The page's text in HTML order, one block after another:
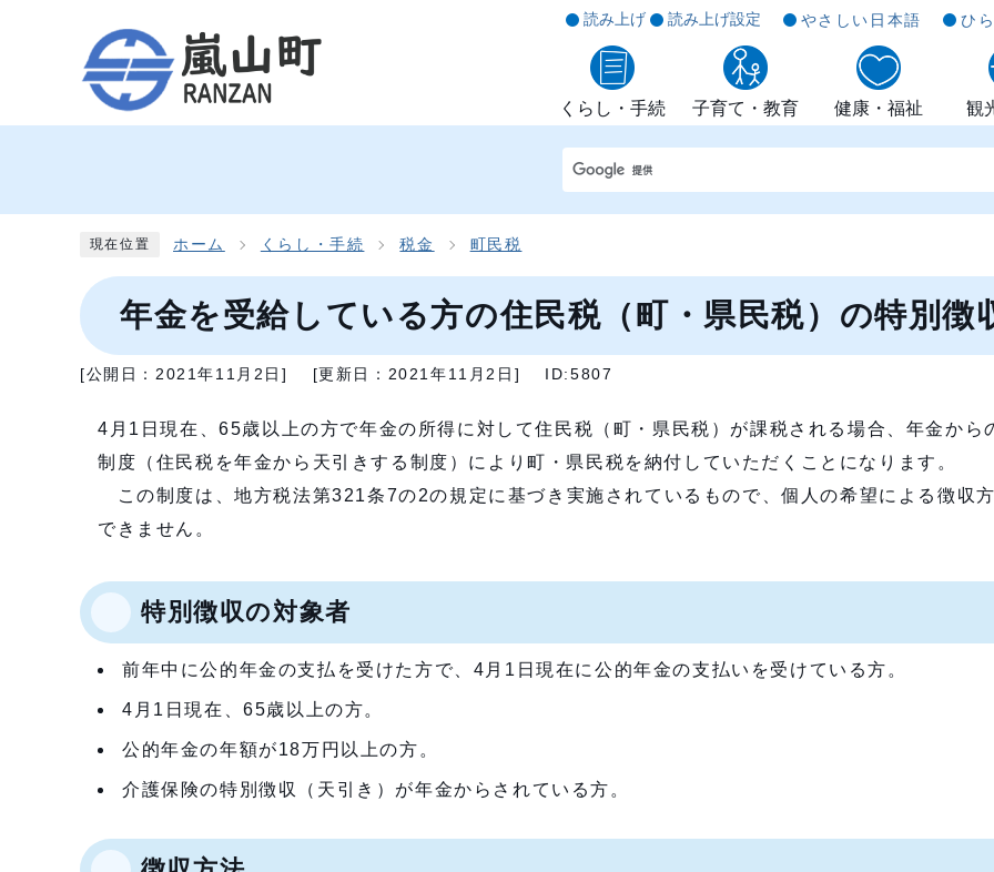
読み上げ 読み上げ設定 やさしい日本語 ひ
くらし・手続 子育て・教育 健康・福祉 観
現在位置 ホーム くらし・手続 税金 町民税
年金を受給している方の住民税（町・県民税）の特別徴
[公開日： 2021年11月2日 ] [更新日： 2021年11月2日 ] ID:5807
4月1日現在、65歳以上の方で年金の所得に対して住民税（町・県民税）が課税される場合、年金から
制度（住民税を年金から天引きする制度）により町・県民税を納付していただくことになります。
この制度は、地方税法第321条7の2の規定に基づき実施されているもので、個人の希望による徴収
できません。
特別徴収の対象者
前年中に公的年金の支払を受けた方で、4月1日現在に公的年金の支払いを受けている方。
4月1日現在、65歳以上の方。
公的年金の年額が18万円以上の方。
介護保険の特別徴収（天引き）が年金からされている方。